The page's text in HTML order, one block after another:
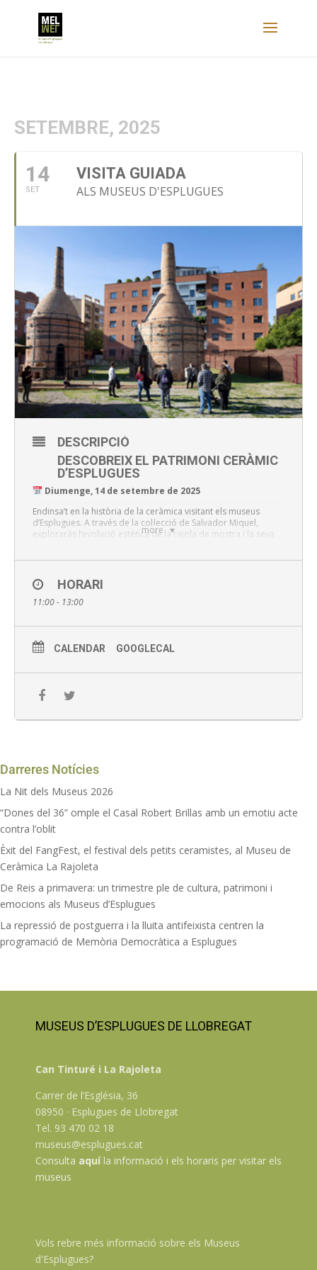
SETEMBRE, 2025
14
SET
VISITA GUIADA
ALS MUSEUS D'ESPLUGUES
more
DESCRIPCIÓ
DESCOBREIX EL PATRIMONI CERÀMIC
D’ESPLUGUES
Diumenge, 14 de setembre de 2025
Endinsa’t en la història de la ceràmica visitant els museus
d’Esplugues. A través de la col·lecció de Salvador Miquel,
exploraràs l’evolució estètica de la rajola de mostra i la seva
Horaris de visita:
Museu Can Tinturé:
Punt de trobada:Recepció del Museu Can Tinturé
Reserva la teva plaça:
Correu:museus@esplugues.cat
HORARI
11:00 - 13:00
CALENDAR GOOGLECAL
Darreres Notícies
La Nit dels Museus 2026
“Dones del 36” omple el Casal Robert Brillas amb un emotiu acte
contra l’oblit
Èxit del FangFest, el festival dels petits ceramistes, al Museu de
Ceràmica La Rajoleta
De Reis a primavera: un trimestre ple de cultura, patrimoni i
emocions als Museus d’Esplugues
La repressió de postguerra i la lluita antifeixista centren la
programació de Memòria Democràtica a Esplugues
MUSEUS D’ESPLUGUES DE LLOBREGAT
Can Tinturé i La Rajoleta
Carrer de l’Església, 36
08950 · Esplugues de Llobregat
Tel. 93 470 02 18
museus@esplugues.cat
Consulta aquíla informació i els horaris per visitar els
museus
Vols rebre més informació sobre els Museus
d'Esplugues?